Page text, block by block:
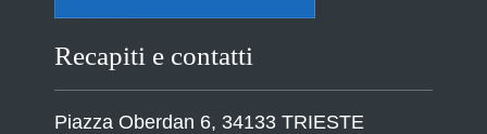
Recapiti e contatti
Piazza Oberdan 6, 34133 TRIESTE